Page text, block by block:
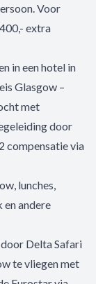
Voor
extra
in een hotel in
Glasgow –
met
door
compensatie via
lunches,
en andere
Delta Safari
te vliegen met